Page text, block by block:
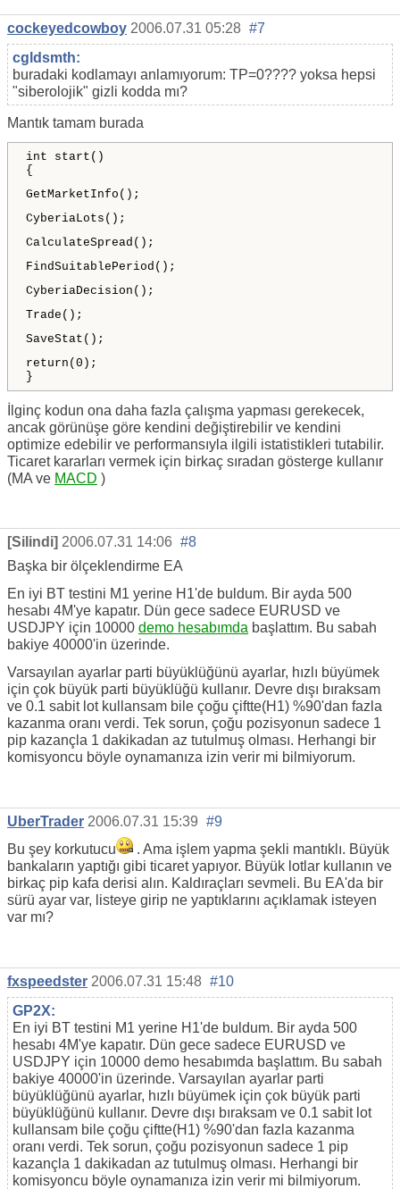
cockeyedcowboy 2006.07.31 05:28 #7
cgldsmth:
buradaki kodlamayı anlamıyorum: TP=0???? yoksa hepsi
"siberolojik" gizli kodda mı?
Mantık tamam burada
int start()
{
GetMarketInfo();
CyberiaLots();
CalculateSpread();
FindSuitablePeriod();
CyberiaDecision();
Trade();
SaveStat();
return(0);
}
İlginç kodun ona daha fazla çalışma yapması gerekecek,
ancak görünüşe göre kendini değiştirebilir ve kendini
optimize edebilir ve performansıyla ilgili istatistikleri tutabilir.
Ticaret kararları vermek için birkaç sıradan gösterge kullanır
(MA ve MACD )
[Silindi] 2006.07.31 14:06 #8
Başka bir ölçeklendirme EA
En iyi BT testini M1 yerine H1'de buldum. Bir ayda 500
hesabı 4M'ye kapatır. Dün gece sadece EURUSD ve
USDJPY için 10000 demo hesabımda başlattım. Bu sabah
bakiye 40000'in üzerinde.
Varsayılan ayarlar parti büyüklüğünü ayarlar, hızlı büyümek
için çok büyük parti büyüklüğü kullanır. Devre dışı bıraksam
ve 0.1 sabit lot kullansam bile çoğu çiftte(H1) %90'dan fazla
kazanma oranı verdi. Tek sorun, çoğu pozisyonun sadece 1
pip kazançla 1 dakikadan az tutulmuş olması. Herhangi bir
komisyoncu böyle oynamanıza izin verir mi bilmiyorum.
UberTrader 2006.07.31 15:39 #9
Bu şey korkutucu
. Ama işlem yapma şekli mantıklı. Büyük
bankaların yaptığı gibi ticaret yapıyor. Büyük lotlar kullanın ve
birkaç pip kafa derisi alın. Kaldıraçları sevmeli. Bu EA'da bir
sürü ayar var, listeye girip ne yaptıklarını açıklamak isteyen
var mı?
fxspeedster 2006.07.31 15:48 #10
GP2X:
En iyi BT testini M1 yerine H1'de buldum. Bir ayda 500
hesabı 4M'ye kapatır. Dün gece sadece EURUSD ve
USDJPY için 10000 demo hesabımda başlattım. Bu sabah
bakiye 40000'in üzerinde. Varsayılan ayarlar parti
büyüklüğünü ayarlar, hızlı büyümek için çok büyük parti
büyüklüğünü kullanır. Devre dışı bıraksam ve 0.1 sabit lot
kullansam bile çoğu çiftte(H1) %90'dan fazla kazanma
oranı verdi. Tek sorun, çoğu pozisyonun sadece 1 pip
kazançla 1 dakikadan az tutulmuş olması. Herhangi bir
komisyoncu böyle oynamanıza izin verir mi bilmiyorum.